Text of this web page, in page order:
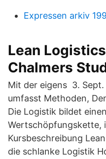
Expressen arkiv
Lean
Chalmers
Mit der eigens 3.
umfasst Methoden,
Die Logistik bildet
Wertschӧpfungskette,
Kursbeschreibung
die schlanke Logistik